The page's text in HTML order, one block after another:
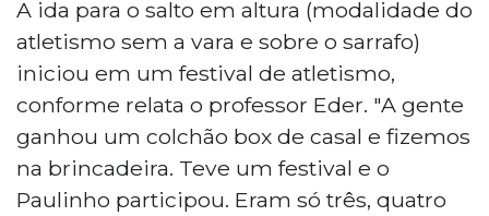
A ida para o salto em altura (modalidade do
atletismo sem a vara e sobre o sarrafo)
iniciou em um festival de atletismo,
conforme relata o professor Eder. "A gente
ganhou um colchão box de casal e fizemos
na brincadeira. Teve um festival e o
Paulinho participou. Eram só três, quatro